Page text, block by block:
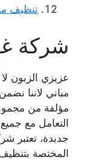
تنظيف
شركة
عزيزي الزبون
مباني لاننا
مؤلفة من
التعامل مع
جدبدة، تعتبر
المختصة بتنظيف